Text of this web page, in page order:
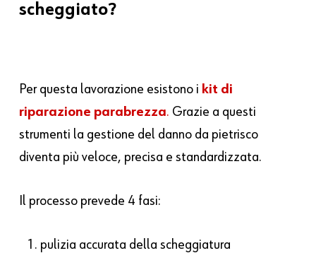
scheggiato?
Per questa lavorazione esistono i kit di
riparazione parabrezza. Grazie a questi
strumenti la gestione del danno da pietrisco
diventa più veloce, precisa e standardizzata.
Il processo prevede 4 fasi:
pulizia accurata della scheggiatura